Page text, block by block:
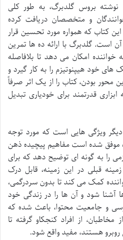
نوشته بروس گلدبرگ، به طور کلی
و متخصصان دریافت کرده
کتاب که همواره مورد تحسین قرار
است. گلدبرگ با ارائه ده ها تمرین
امکان می دهد تا بلافاصله
خود هیپنوتیزم را به کار گیرد و
محور بودن، کتاب را از یک اثر صرفاً
قدرتمند برای خودیاری تبدیل
دیگر ویژگی هایی است که مورد توجه
موفق شده است مفاهیم پیچیده ذهن
را به گونه ای توضیح دهد که برای
قبلی در این زمینه، قابل درک
کمک می کند تا بدون سردرگمی،
شود و آن ها را در زندگی خود
و جامعیت محتوا، باعث شده که
از افراد کنجکاو گرفته تا
هستند، مفید واقع شود.